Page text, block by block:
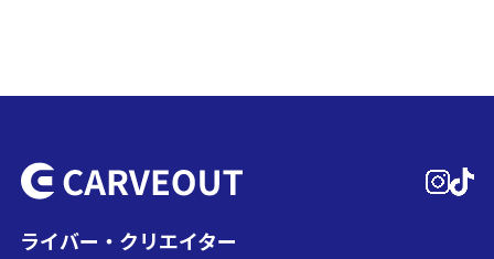
ライバー・クリエイター